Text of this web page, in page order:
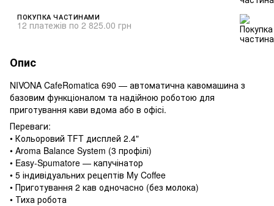
ПОКУПКА ЧАСТИНАМИ
12 платежів по 2 825.00 грн
Опис
NIVONA CafeRomatica 690 — автоматична кавомашина з
базовим функціоналом та надійною роботою для
приготування кави вдома або в офісі.
Переваги:
• Кольоровий TFT дисплей 2.4"
• Aroma Balance System (3 профілі)
• Easy-Spumatore — капучінатор
• 5 індивідуальних рецептів My Coffee
• Приготування 2 кав одночасно (без молока)
• Тиха робота